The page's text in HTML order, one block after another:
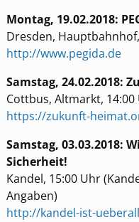
Montag, 19.02.2018:
Dresden,
http://www.pegida.de
Samstag, 24.02.2018:
Cottbus, Altmarkt, 14:00
https://zukunft-
Samstag, 03.03.2018:
Sicherheit!
Kandel, 15:00 Uhr
Angaben)
http://kandel-ist-